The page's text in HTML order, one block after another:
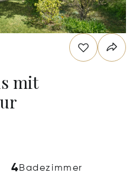
mit
4Badezimmer